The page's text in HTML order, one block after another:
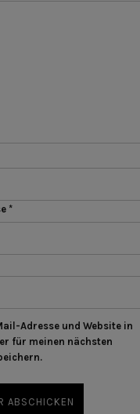
*
Adresse und Website in
für meinen nächsten